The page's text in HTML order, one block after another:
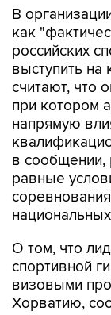
В
как
российских
выступить
считают, что
при котором
напрямую
в сообщении,
равные
О том, что
спортивной
визовыми
Хорватию,